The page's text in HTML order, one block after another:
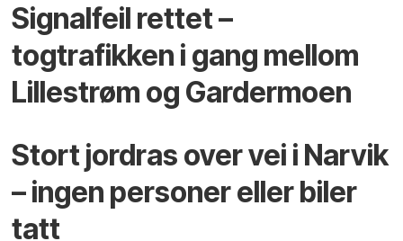
Signalfeil rettet –
togtrafikken i gang mellom
Lillestrøm og Gardermoen
Stort jordras over vei i Narvik
– ingen personer eller biler
tatt